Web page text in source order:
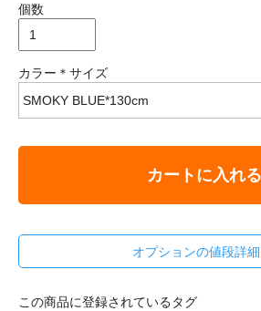
個数
カラー＊サイズ
カートに入れる
オプションの値段詳細
この商品に登録されているタグ